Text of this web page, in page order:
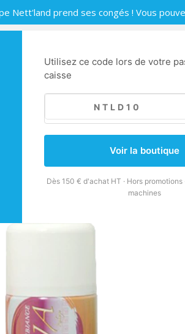
Utilisez ce code lors de votre
caisse
Voir la boutique
Dès 150 € d'achat HT · Hors promotions
machines
Nett'land prend ses congés ! Vous
nettoyage